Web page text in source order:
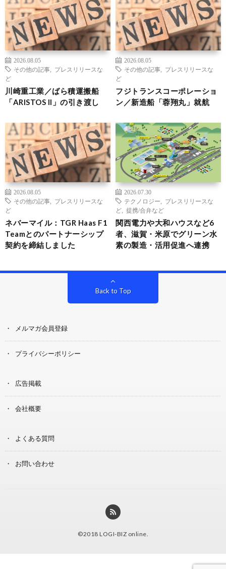
2026.08.05
その他の記事
プレスリリースな
ど
川崎重工業／ばら積運搬船
「ARISTOS II」の引き渡し
2026.08.05
その他の記事
プレスリリースな
ど
フジトランスコーポレーショ
ン／新造船「蓉翔丸」就航
2026.08.05
その他の記事
プレスリリースな
ど
ネバーマイル：TGR Haas F1
Teamとのパートナーシップ
契約を締結しました
2026.07.30
テクノロジー
プレスリリースな
ど
提携/合弁など
関西電力や大和ハウスなど6
者、滋賀・米原でグリーン水
素の製造・活用促進へ連携
Back to Top
メルマガ会員登録
プライバシーポリシー
広告掲載
会社概要
よくある質問
お問い合わせ
©2018 LOGI-BIZ online